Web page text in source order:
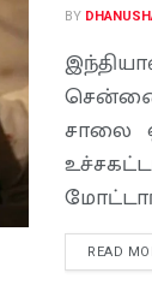
BY
சாலை
READ